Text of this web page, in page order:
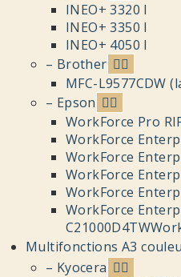
INEO+ 3320 I
INEO+ 3350 I
INEO+ 4050 I
– Brother
MFC-L9577CDW
– Epson
WorkForce Pro
WorkForce
WorkForce
WorkForce
WorkForce
WorkForce
Multifonctions A3
– Kyocera